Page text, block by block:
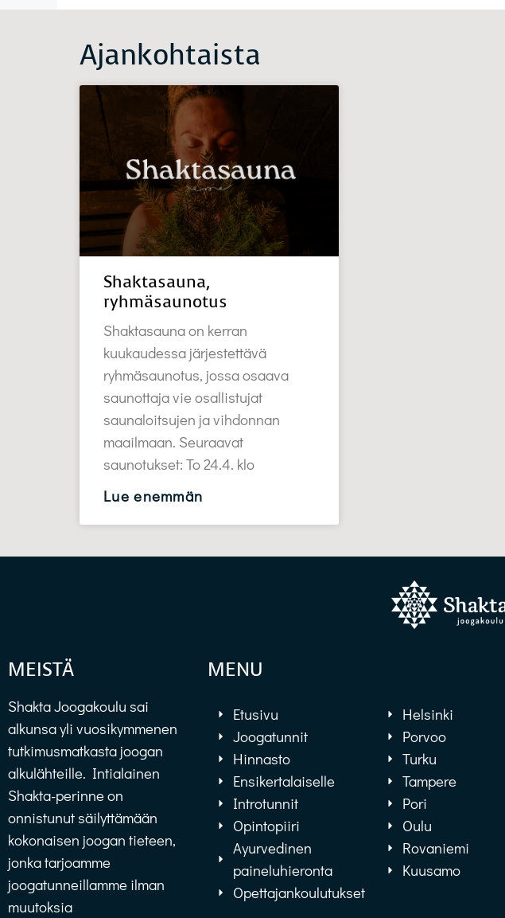
Ajankohtaista
Shaktasauna,
ryhmäsaunotus
Shaktasauna on kerran
kuukaudessa järjestettävä
ryhmäsaunotus, jossa osaava
saunottaja vie osallistujat
saunaloitsujen ja vihdonnan
maailmaan. Seuraavat
saunotukset: To 24.4. klo
Lue enemmän
MEISTÄ
Shakta Joogakoulu sai
alkunsa yli vuosikymmenen
tutkimusmatkasta joogan
alkulähteille. Intialainen
Shakta-perinne on
onnistunut säilyttämään
kokonaisen joogan tieteen,
jonka tarjoamme
joogatunneillamme ilman
muutoksia
MENU
Etusivu
Joogatunnit
Hinnasto
Ensikertalaiselle
Introtunnit
Opintopiiri
Ayurvedinen
paineluhieronta
Opettajankoulutukset
Helsinki
Porvoo
Turku
Tampere
Pori
Oulu
Rovaniemi
Kuusamo